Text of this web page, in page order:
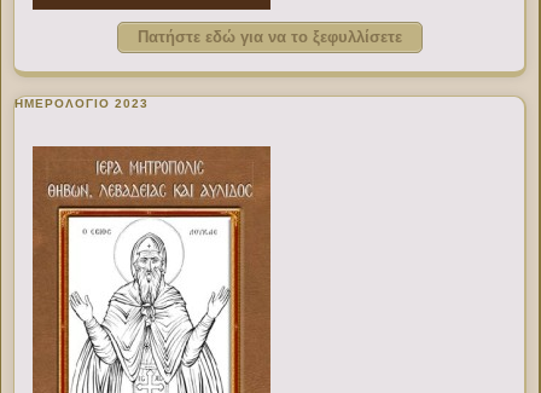
Πατήστε εδώ για να το ξεφυλλίσετε
ΗΜΕΡΟΛΟΓΙΟ 2023